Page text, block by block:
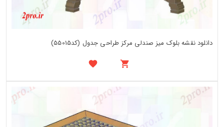
دانلود نقشه بلوک میز صندلی مرکز طراحی جدول (کد55015)